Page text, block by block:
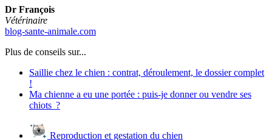
Dr François
Vétérinaire
blog-sante-animale.com
Plus de conseils sur...
Saillie chez le chien : contrat, déroulement, le dossier complet
!
Ma chienne a eu une portée : puis-je donner ou vendre ses
chiots ?
Reproduction et gestation du chien